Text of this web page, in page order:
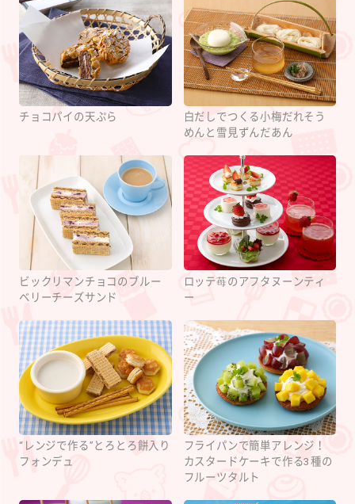
チョコパイの天ぷら
白だしでつくる小梅だれそう
めんと雪見ずんだあん
ビックリマンチョコのブルー
ベリーチーズサンド
ロッテ苺のアフタヌーンティ
ー
“レンジで作る”とろとろ餅入り
フォンデュ
フライパンで簡単アレンジ！
カスタードケーキで作る3種の
フルーツタルト